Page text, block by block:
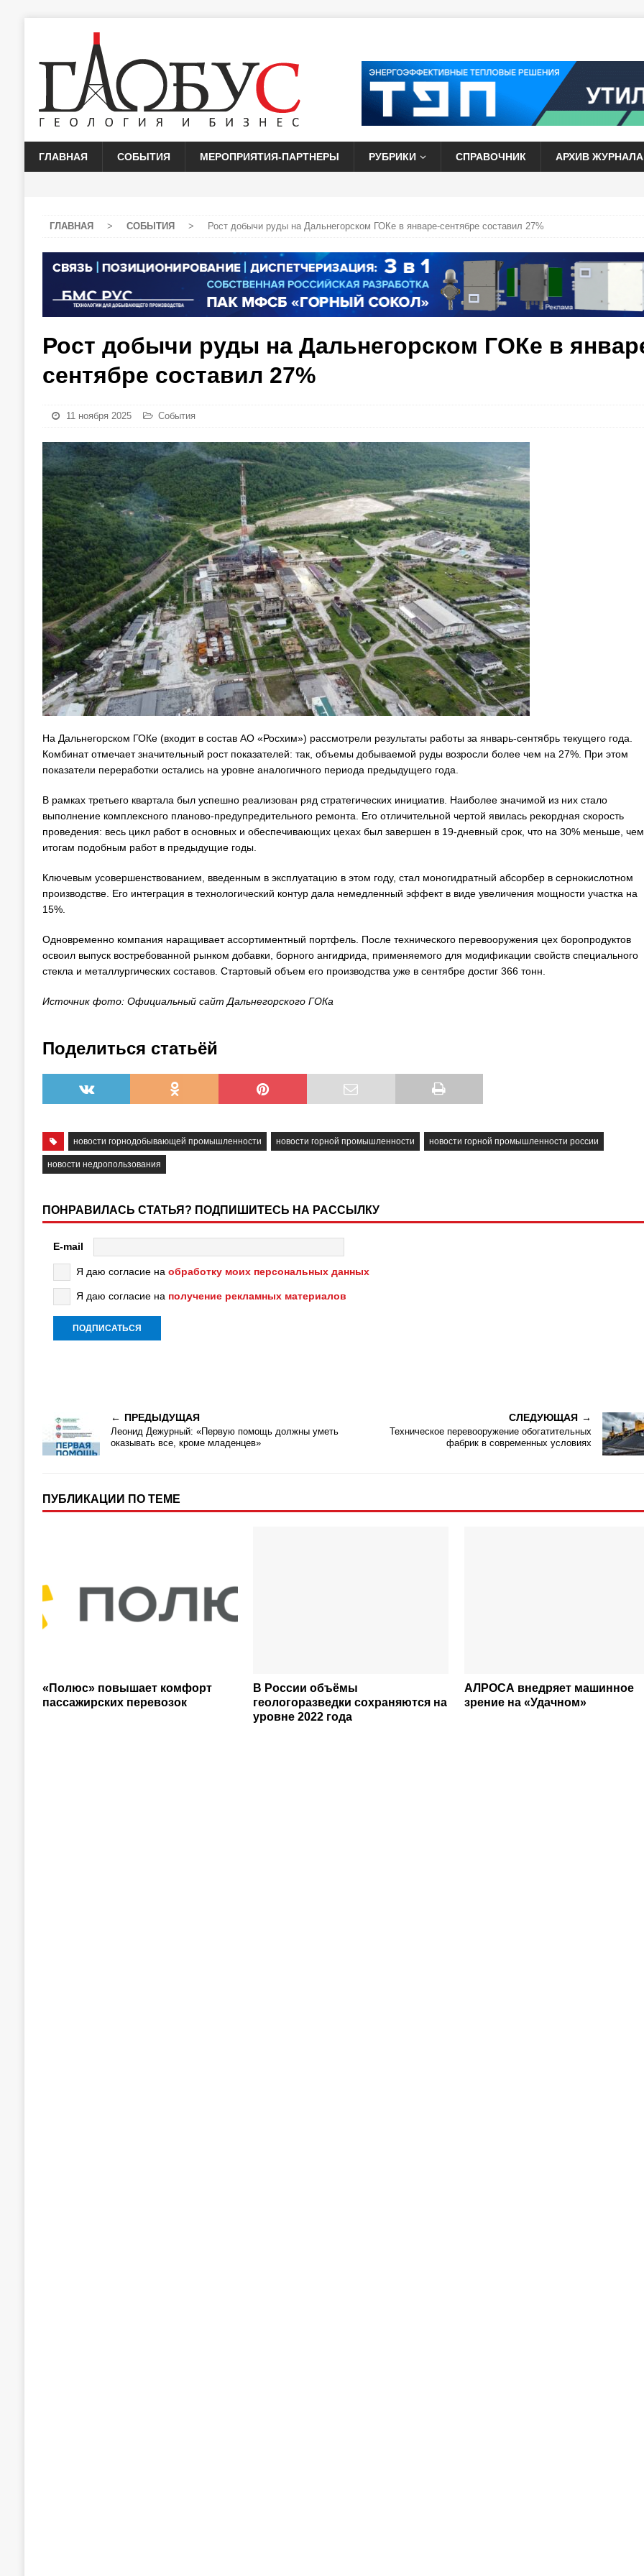
ГЛАВНАЯ СОБЫТИЯ МЕРОПРИЯТИЯ-ПАРТНЕРЫ РУБРИКИ СПРАВОЧНИК АРХИВ ЖУРНАЛА
ГЛАВНАЯ > СОБЫТИЯ > Рост добычи руды на Дальнегорском ГОКе в январе-сентябре составил 27%
Рост добычи руды на Дальнегорском ГОКе в
сентябре составил 27%
11 ноября 2025 События
На Дальнегорском ГОКе (входит в состав АО «Росхим») рассмотрели результаты работы за январь-сентябрь текущего года.
Комбинат отмечает значительный рост показателей: так, объемы добываемой руды возросли более чем на 27%. При этом
показатели переработки остались на уровне аналогичного периода предыдущего года.
В рамках третьего квартала был успешно реализован ряд стратегических инициатив. Наиболее значимой из них стало
выполнение комплексного планово-предупредительного ремонта. Его отличительной чертой явилась рекордная скорость
проведения: весь цикл работ в основных и обеспечивающих цехах был завершен в 19-дневный срок, что на 30% меньше,
итогам подобным работ в предыдущие годы.
Ключевым усовершенствованием, введенным в эксплуатацию в этом году, стал моногидратный абсорбер в сернокислотном
производстве. Его интеграция в технологический контур дала немедленный эффект в виде увеличения мощности участка на
15%.
Одновременно компания наращивает ассортиментный портфель. После технического перевооружения цех боропродуктов
освоил выпуск востребованной рынком добавки, борного ангидрида, применяемого для модификации свойств специального
стекла и металлургических составов. Стартовый объем его производства уже в сентябре достиг 366 тонн.
Источник фото: Официальный сайт Дальнегорского ГОКа
Поделиться статьёй
новости горнодобывающей промышленности новости горной промышленности новости горной промышленности россии
новости недропользования
ПОНРАВИЛАСЬ СТАТЬЯ? ПОДПИШИТЕСЬ НА РАССЫЛКУ
E-mail
Я даю согласие на обработку моих персональных данных
Я даю согласие на получение рекламных материалов
ПРЕДЫДУЩАЯ
Леонид Дежурный: «Первую помощь должны уметь
оказывать все, кроме младенцев»
СЛЕДУЮЩАЯ
Техническое перевооружение обогатительных
фабрик в современных условиях
ПУБЛИКАЦИИ ПО ТЕМЕ
«Полюс» повышает комфорт
пассажирских перевозок
В России объёмы
геологоразведки сохраняются на
уровне 2022 года
АЛРОСА внедряет машинное
зрение на «Удачном»